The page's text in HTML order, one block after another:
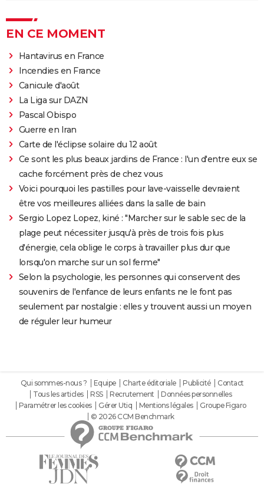
EN CE MOMENT
Hantavirus en France
Incendies en France
Canicule d'août
La Liga sur DAZN
Pascal Obispo
Guerre en Iran
Carte de l'éclipse solaire du 12 août
Ce sont les plus beaux jardins de France : l'un d'entre eux se
cache forcément près de chez vous
Voici pourquoi les pastilles pour lave-vaisselle devraient
être vos meilleures alliées dans la salle de bain
Sergio Lopez Lopez, kiné : "Marcher sur le sable sec de la
plage peut nécessiter jusqu'à près de trois fois plus
d'énergie, cela oblige le corps à travailler plus dur que
lorsqu'on marche sur un sol ferme"
Selon la psychologie, les personnes qui conservent des
souvenirs de l'enfance de leurs enfants ne le font pas
seulement par nostalgie : elles y trouvent aussi un moyen
de réguler leur humeur
Qui sommes-nous ? Equipe Charte éditoriale Publicité
Contact
Tous les articles
RSS Recrutement
Données personnelles
Paramétrer les cookies
Gérer Utiq Mentions légales
Groupe Figaro
© 2026 CCM Benchmark